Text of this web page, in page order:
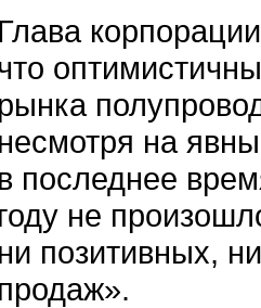
Глава
несмотря на
в последнее
году не
ни позитивных,
продаж».